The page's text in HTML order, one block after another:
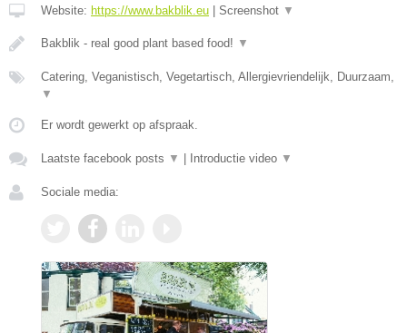
Website: https://www.bakblik.eu | Screenshot ▼
Bakblik - real good plant based food! ▼
Catering, Veganistisch, Vegetartisch, Allergievriendelijk, Duurzaam,
▼
Er wordt gewerkt op afspraak.
Laatste facebook posts ▼ | Introductie video ▼
Sociale media: